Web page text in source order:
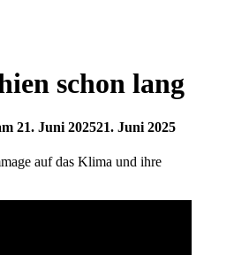
schon lang
21. Juni 202521. Juni 2025
auf das Klima und ihre